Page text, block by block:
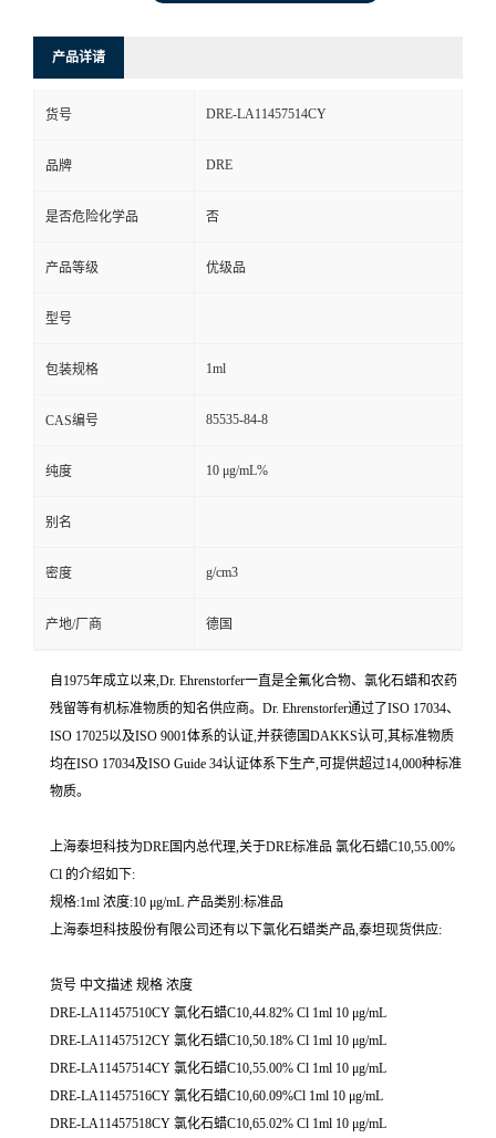
产品详请
货号 DRE-LA11457514CY
品牌 DRE
是否危险化学品 否
产品等级 优级品
型号
包装规格 1ml
CAS编号 85535-84-8
纯度 10 μg/mL%
别名
密度 g/cm3
产地/厂商 德国
自1975年成立以来,Dr. Ehrenstorfer一直是全氟化合物、氯化石蜡和农药
残留等有机标准物质的知名供应商。Dr. Ehrenstorfer通过了ISO 17034、
ISO 17025以及ISO 9001体系的认证,并获德国DAKKS认可,其标准物质
均在ISO 17034及ISO Guide 34认证体系下生产,可提供超过14,000种标准
物质。
上海泰坦科技为DRE国内总代理,关于DRE标准品 氯化石蜡C10,55.00%
Cl 的介绍如下:
规格:1ml 浓度:10 μg/mL 产品类别:标准品
上海泰坦科技股份有限公司还有以下氯化石蜡类产品,泰坦现货供应:
货号 中文描述 规格 浓度
DRE-LA11457510CY 氯化石蜡C10,44.82% Cl 1ml 10 μg/mL
DRE-LA11457512CY 氯化石蜡C10,50.18% Cl 1ml 10 μg/mL
DRE-LA11457514CY 氯化石蜡C10,55.00% Cl 1ml 10 μg/mL
DRE-LA11457516CY 氯化石蜡C10,60.09%Cl 1ml 10 μg/mL
DRE-LA11457518CY 氯化石蜡C10,65.02% Cl 1ml 10 μg/mL